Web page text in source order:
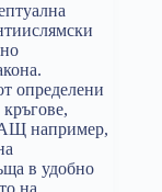
определени
например,
в удобно
на